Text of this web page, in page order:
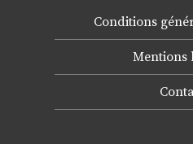
Conditions
Mentions